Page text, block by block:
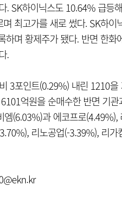
. SK하이닉스도 10.64% 급등
최고가를 새로 썼다. SK하
하며 황제주가 됐다. 반면 한
.
3포인트(0.29%) 내린 1210
억원을 순매수한 반면 기
엠(6.03%)과 에코프로
리노공업(-3.39%), 리